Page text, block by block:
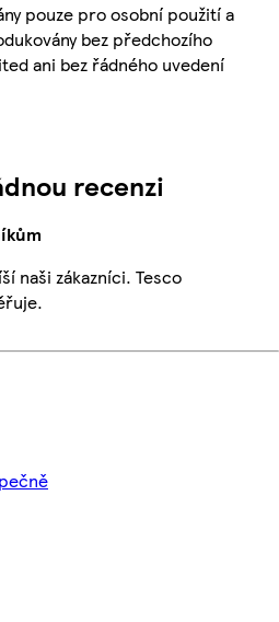
pouze pro osobní použití a
bez předchozího
ani bez řádného uvedení
recenzi
naši zákazníci. Tesco